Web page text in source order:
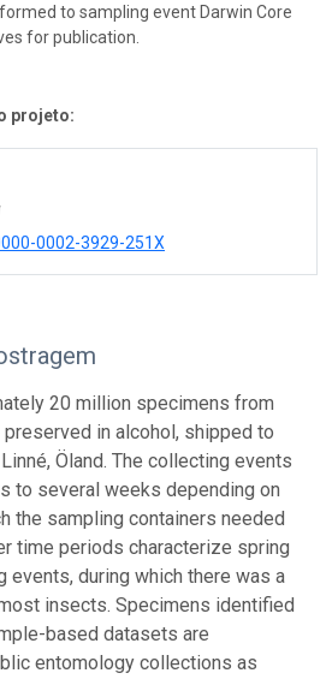
to sampling event Darwin Core
for publication.
projeto:
0002-3929-251X
20 million specimens from
in alcohol, shipped to
Öland. The collecting events
to several weeks depending on
the sampling containers needed
time periods characterize spring
events, during which there was a
insects. Specimens identified
based datasets are
entomology collections as